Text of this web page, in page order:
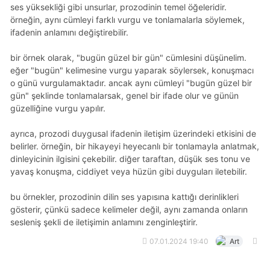
ses yüksekliği gibi unsurlar, prozodinin temel öğeleridir.
örneğin, aynı cümleyi farklı vurgu ve tonlamalarla söylemek,
ifadenin anlamını değiştirebilir.
bir örnek olarak, "bugün güzel bir gün" cümlesini düşünelim.
eğer "bugün" kelimesine vurgu yaparak söylersek, konuşmacı
o günü vurgulamaktadır. ancak aynı cümleyi "bugün güzel bir
gün" şeklinde tonlamalarsak, genel bir ifade olur ve günün
güzelliğine vurgu yapılır.
ayrıca, prozodi duygusal ifadenin iletişim üzerindeki etkisini de
belirler. örneğin, bir hikayeyi heyecanlı bir tonlamayla anlatmak,
dinleyicinin ilgisini çekebilir. diğer taraftan, düşük ses tonu ve
yavaş konuşma, ciddiyet veya hüzün gibi duyguları iletebilir.
bu örnekler, prozodinin dilin ses yapısına kattığı derinlikleri
gösterir, çünkü sadece kelimeler değil, aynı zamanda onların
sesleniş şekli de iletişimin anlamını zenginleştirir.
07.01.2024 19:40 Art